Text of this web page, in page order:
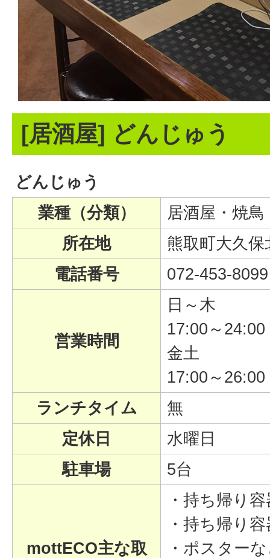
[居酒屋] どんじゅう
どんじゅう
業種（分類）
居酒屋・焼鳥
所在地
熊取町大久保
電話番号
072-453-8099
営業時間
日～木
17:00～24:00
金土
17:00～26:00
ランチタイム
無
定休日
水曜日
駐車場
5台
mottECO主な取
・持ち帰り
・持ち帰り
・ポスター